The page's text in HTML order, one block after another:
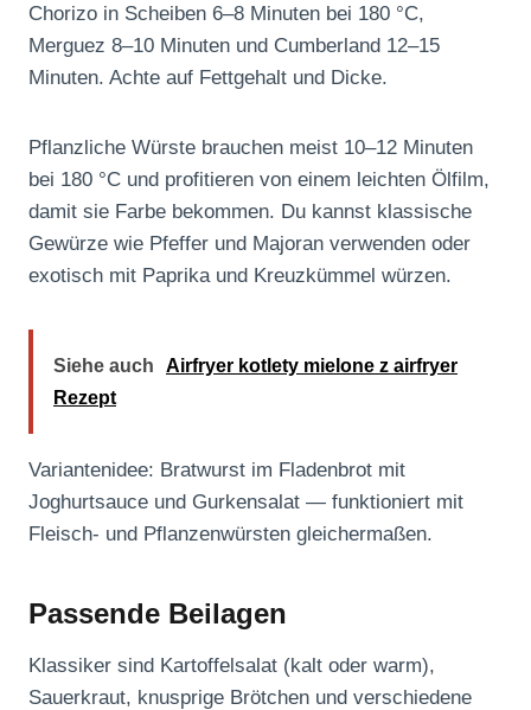
Chorizo in Scheiben 6–8 Minuten bei 180 °C,
Merguez 8–10 Minuten und Cumberland 12–15
Minuten. Achte auf Fettgehalt und Dicke.
Pflanzliche Würste brauchen meist 10–12 Minuten
bei 180 °C und profitieren von einem leichten Ölfilm,
damit sie Farbe bekommen. Du kannst klassische
Gewürze wie Pfeffer und Majoran verwenden oder
exotisch mit Paprika und Kreuzkümmel würzen.
Siehe auch
Airfryer kotlety mielone z airfryer
Rezept
Variantenidee: Bratwurst im Fladenbrot mit
Joghurtsauce und Gurkensalat — funktioniert mit
Fleisch- und Pflanzenwürsten gleichermaßen.
Passende Beilagen
Klassiker sind Kartoffelsalat (kalt oder warm),
Sauerkraut, knusprige Brötchen und verschiedene